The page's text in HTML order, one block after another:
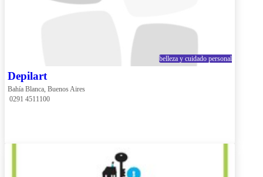
belleza y cuidado personal
Depilart
Bahía Blanca, Buenos Aires
0291 4511100